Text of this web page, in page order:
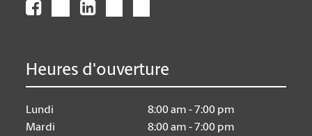
Heures d'ouverture
Lundi
8:00 am - 7:00 pm
Mardi
8:00 am - 7:00 pm